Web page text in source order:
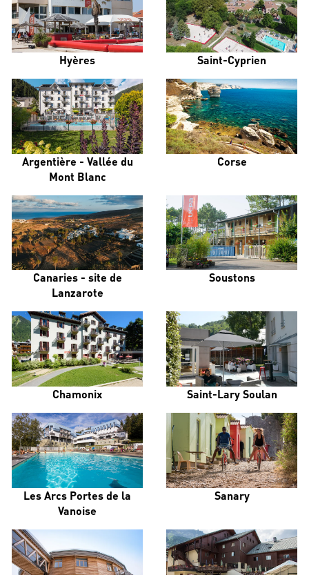
Hyères Saint-Cyprien
Argentière - Vallée du
Mont Blanc
Corse
Canaries - site de
Lanzarote
Soustons
Chamonix Saint-Lary Soulan
Les Arcs Portes de la
Vanoise
Sanary